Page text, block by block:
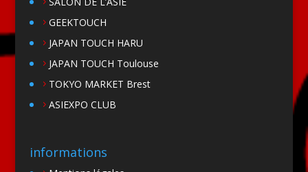
GEEKTOUCH
JAPAN TOUCH HARU
JAPAN TOUCH Toulouse
TOKYO MARKET Brest
ASIEXPO CLUB
informations